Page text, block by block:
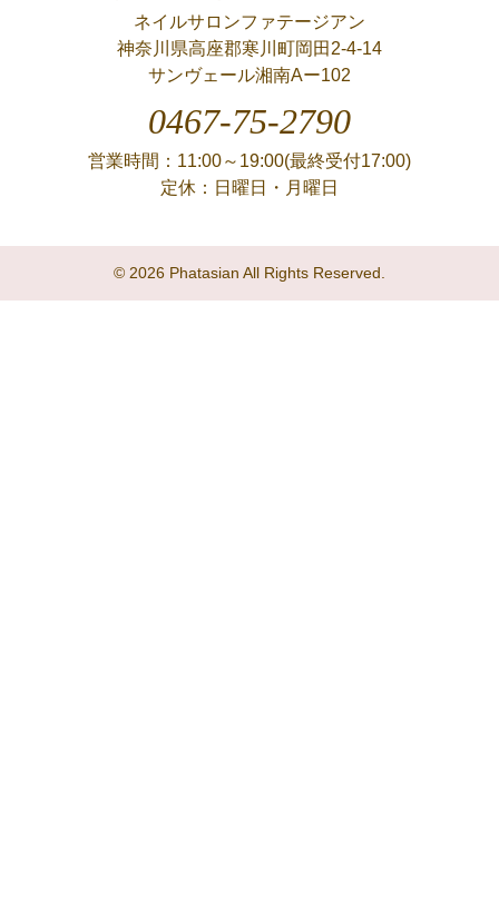
Phatasian nail
ネイルサロンファテージアン
神奈川県高座郡寒川町岡田2-4-14
サンヴェール湘南Aー102
0467-75-2790
営業時間：11:00～19:00(最終受付17:00)
定休：日曜日・月曜日
© 2026 Phatasian All Rights Reserved.